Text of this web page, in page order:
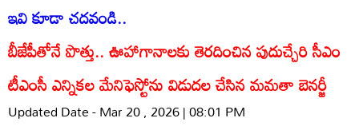
ఇవి కూడా చదవండి..
బీజేపీతోనే పొత్తు.. ఊహాగానాలకు తెరదించిన పుదుచ్చేరి సీఎం
టీఎంసీ ఎన్నికల మేనిఫెస్టోను విడుదల చేసిన మమతా బెనర్జీ
Updated Date - Mar 20 , 2026 | 08:01 PM